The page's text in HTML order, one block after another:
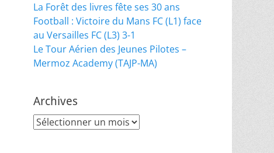
La Forêt des livres fête ses 30 ans
Football : Victoire du Mans FC (L1) face
au Versailles FC (L3) 3-1
Le Tour Aérien des Jeunes Pilotes –
Mermoz Academy (TAJP-MA)
Archives
Archives